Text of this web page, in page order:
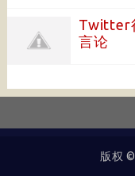
Twitter
言论
版权